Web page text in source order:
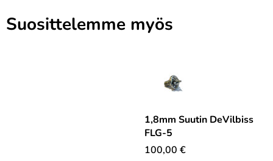
Suosittelemme myös
1,8mm Suutin DeVilbiss
FLG-5
100,00 €